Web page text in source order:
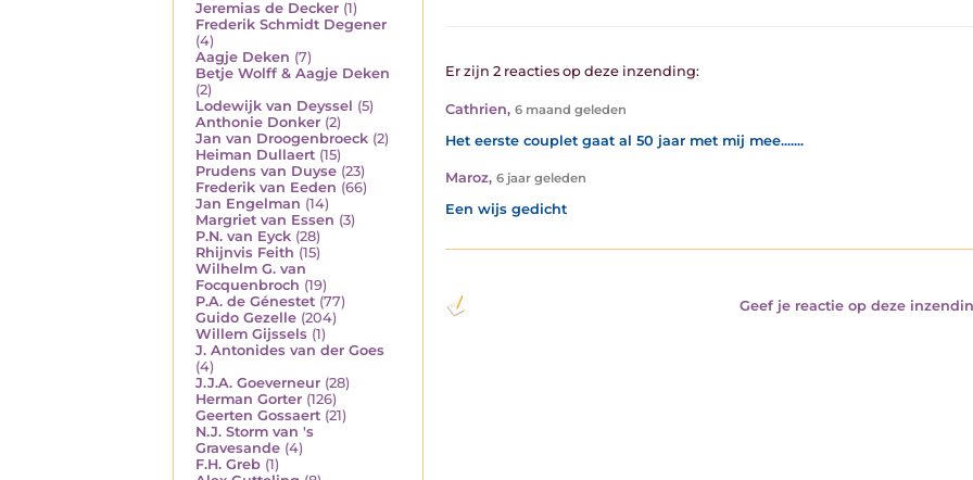
Jeremias de Decker (1)
Frederik Schmidt Degener
(4)
Aagje Deken (7)
Betje Wolff & Aagje Deken
(2)
Lodewijk van Deyssel (5)
Anthonie Donker (2)
Jan van Droogenbroeck (2)
Heiman Dullaert (15)
Prudens van Duyse (23)
Frederik van Eeden (66)
Jan Engelman (14)
Margriet van Essen (3)
P.N. van Eyck (28)
Rhijnvis Feith (15)
Wilhelm G. van
Focquenbroch (19)
P.A. de Génestet (77)
Guido Gezelle (204)
Willem Gijssels (1)
J. Antonides van der Goes
(4)
J.J.A. Goeverneur (28)
Herman Gorter (126)
Geerten Gossaert (21)
N.J. Storm van 's
Gravesande (4)
F.H. Greb (1)
Er zijn 2 reacties op deze inzending:
Cathrien, 6 maand geleden
Het eerste couplet gaat al 50 jaar met mij mee.......
Maroz, 6 jaar geleden
Een wijs gedicht
Geef je reactie op deze